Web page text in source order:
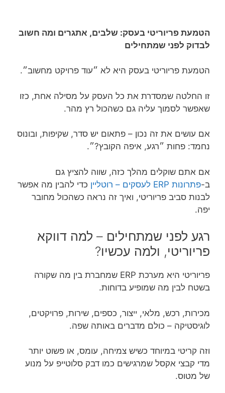
הטמעת פריוריטי בעסק: שלבים, אתגרים ומה חשוב
לבדוק לפני שמתחילים
הטמעת פריוריטי בעסק היא לא ״עוד פרויקט מחשוב״.
זו החלטה שמסדרת את כל העסק על מסילה אחת, כזו
שאפשר לסמוך עליה גם כשהכול רץ מהר.
אם עושים את זה נכון – פתאום יש סדר, שקיפות, ובונוס
נחמד: פחות ״רגע, איפה הקובץ?״.
אם אתם שוקלים מהלך כזה, שווה להציץ גם
ב-פתרונות ERP לעסקים – רוטליין
כדי להבין מה אפשר
לבנות סביב פריוריטי, ואיך זה נראה כשהכול מחובר
יפה.
רגע לפני שמתחילים – למה דווקא
פריוריטי, ולמה עכשיו?
פריוריטי היא מערכת ERP שמחברת בין מה שקורה
בשטח לבין מה שמופיע בדוחות.
מכירות, רכש, מלאי, ייצור, כספים, שירות, פרויקטים,
לוגיסטיקה – כולם מדברים באותה שפה.
וזה קריטי במיוחד כשיש צמיחה, עומס, או פשוט יותר
מדי קבצי אקסל שמרגישים כמו דבק סלוטייפ על מנוע
של מטוס.